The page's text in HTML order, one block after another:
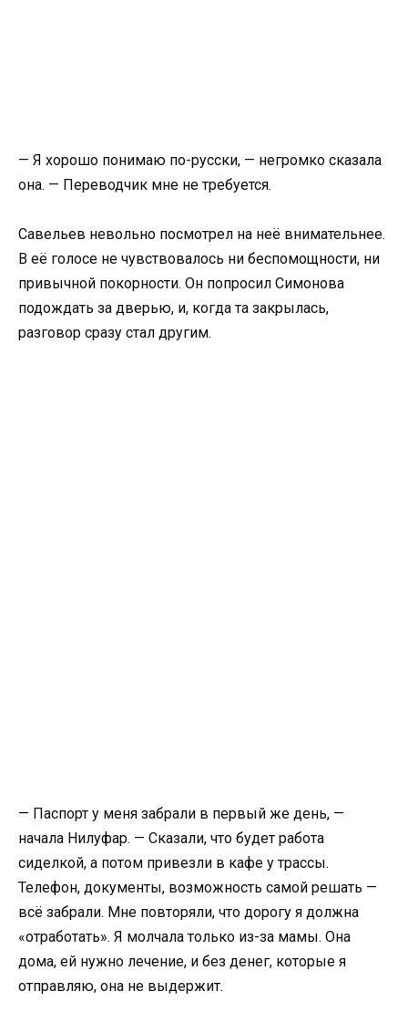
— Я хорошо понимаю по-русски, — негромко сказала
она. — Переводчик мне не требуется.
Савельев невольно посмотрел на неё внимательнее.
В её голосе не чувствовалось ни беспомощности, ни
привычной покорности. Он попросил Симонова
подождать за дверью, и, когда та закрылась,
разговор сразу стал другим.
— Паспорт у меня забрали в первый же день, —
начала Нилуфар. — Сказали, что будет работа
сиделкой, а потом привезли в кафе у трассы.
Телефон, документы, возможность самой решать —
всё забрали. Мне повторяли, что дорогу я должна
«отработать». Я молчала только из-за мамы. Она
дома, ей нужно лечение, и без денег, которые я
отправляю, она не выдержит.